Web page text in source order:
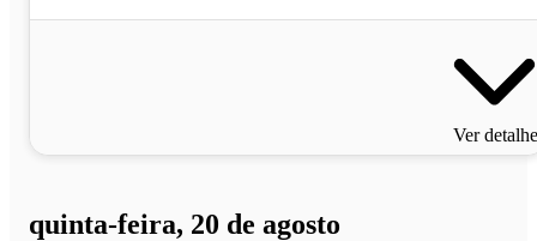
Ver
quinta-feira, 20 de agosto